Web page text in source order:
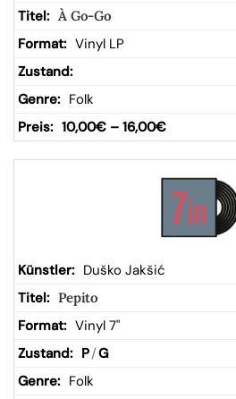
À Go-Go
Vinyl LP
Folk
10,00€ – 16,00€
Duško Jakšić
Pepito
Vinyl 7"
P/G
Folk